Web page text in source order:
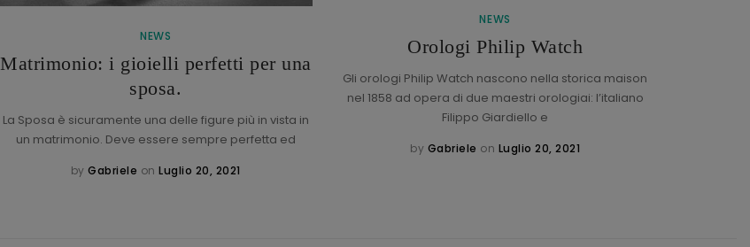
NEWS
Matrimonio: i gioielli perfetti per una
sposa.
La Sposa è sicuramente una delle figure più in vista in
un matrimonio. Deve essere sempre perfetta ed
byGabriele onLuglio 20, 2021
NEWS
Orologi Philip Watch
Gli orologi Philip Watch nascono nella storica maison
nel 1858 ad opera di due maestri orologiai: l’italiano
Filippo Giardiello e
by Gabriele on Luglio 20, 2021